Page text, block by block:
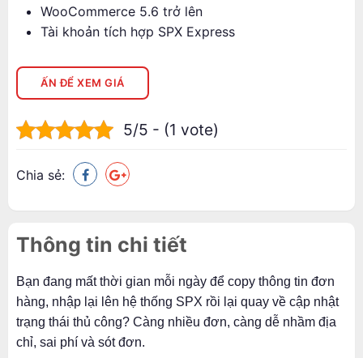
WooCommerce 5.6 trở lên
Tài khoản tích hợp SPX Express
ẤN ĐỂ XEM GIÁ
5/5 - (1 vote)
Chia sẻ:
Thông tin chi tiết
Bạn đang mất thời gian mỗi ngày để copy thông tin đơn
hàng, nhập lại lên hệ thống SPX rồi lại quay về cập nhật
trạng thái thủ công? Càng nhiều đơn, càng dễ nhầm địa
chỉ, sai phí và sót đơn.